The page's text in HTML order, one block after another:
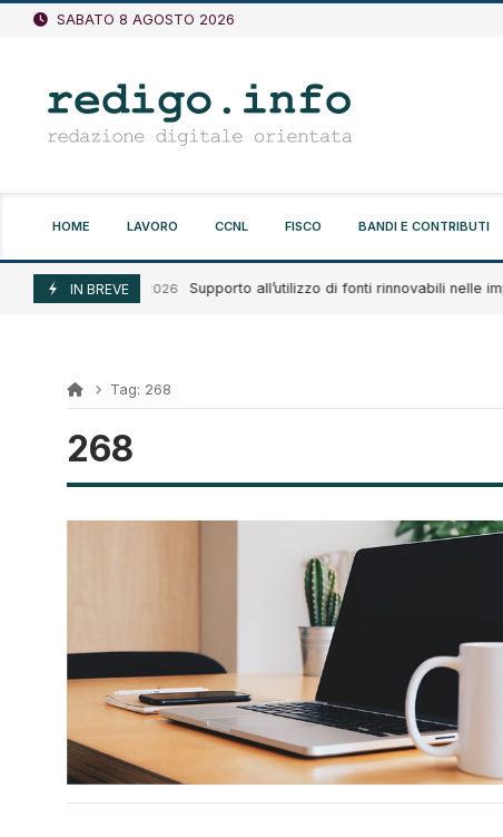
Vai
SABATO 8 AGOSTO 2026
HOME LAVORO CCNL FISCO BANDI E CONTRIBUTI
IN BREVE
Agosto 7, 2026 Supporto all’utilizzo di fonti rinnovabili nelle
Tag: 268
268